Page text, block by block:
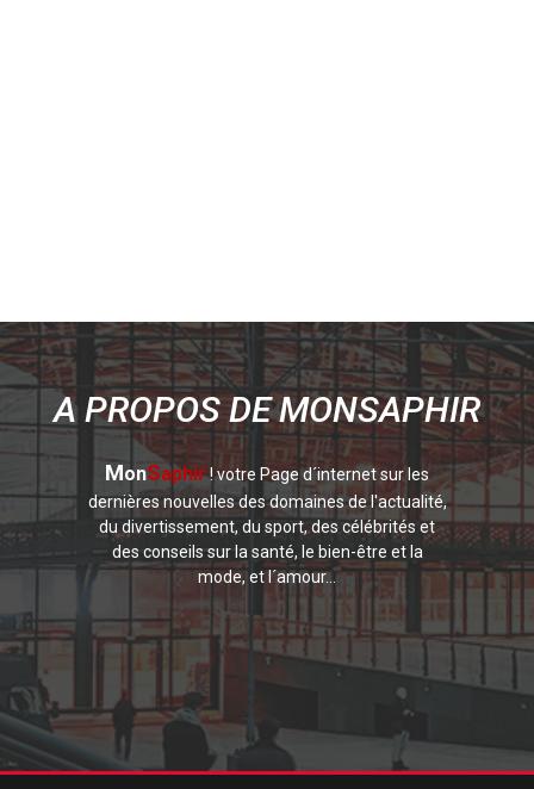
A PROPOS DE MONSAPHIR
MonSaphir! votre Page d´internet sur les
dernières nouvelles des domaines de l'actualité,
du divertissement, du sport, des célébrités et
des conseils sur la santé, le bien-être et la
mode, et l´amour...